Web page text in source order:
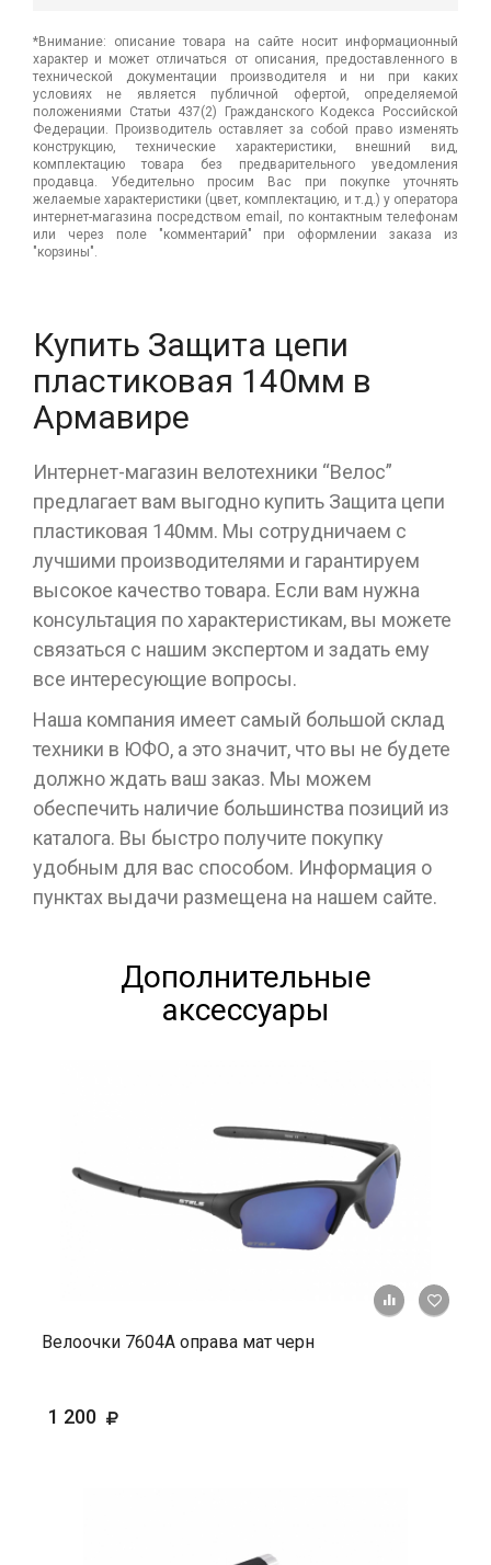
*Внимание: описание товара на сайте носит информационный
характер и может отличаться от описания, предоставленного в
технической документации производителя и ни при каких
условиях не является публичной офертой, определяемой
положениями Статьи 437(2) Гражданского Кодекса Российской
Федерации. Производитель оставляет за собой право изменять
конструкцию, технические характеристики, внешний вид,
комплектацию товара без предварительного уведомления
продавца. Убедительно просим Вас при покупке уточнять
желаемые характеристики (цвет, комплектацию, и т.д.) у оператора
интернет-магазина посредством email, по контактным телефонам
или через поле "комментарий" при оформлении заказа из
"корзины".
Купить Защита цепи
пластиковая 140мм в
Армавире
Интернет-магазин велотехники “Велос”
предлагает вам выгодно купить Защита цепи
пластиковая 140мм. Мы сотрудничаем с
лучшими производителями и гарантируем
высокое качество товара. Если вам нужна
консультация по характеристикам, вы можете
связаться с нашим экспертом и задать ему
все интересующие вопросы.
Наша компания имеет самый большой склад
техники в ЮФО, а это значит, что вы не будете
должно ждать ваш заказ. Мы можем
обеспечить наличие большинства позиций из
каталога. Вы быстро получите покупку
удобным для вас способом. Информация о
пунктах выдачи размещена на нашем сайте.
Дополнительные
аксессуары
+ К
Велоочки 7604А оправа мат черн
1 200